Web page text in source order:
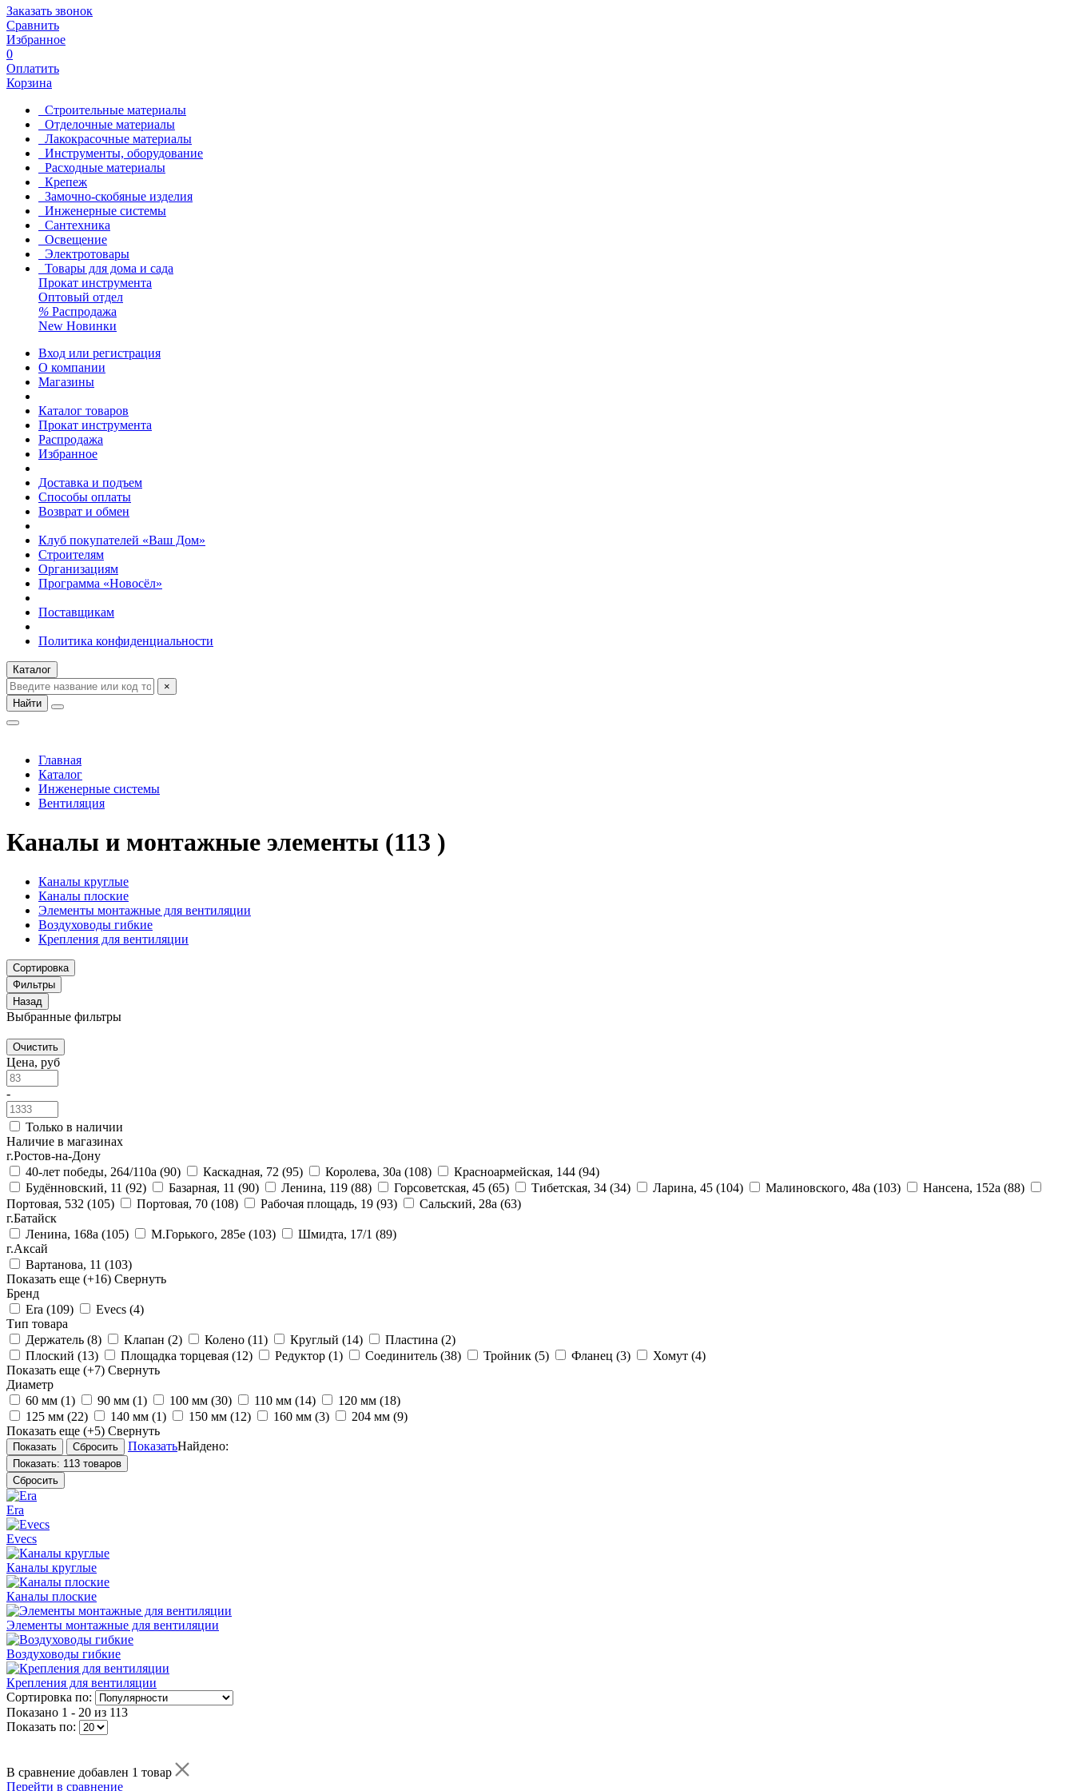
Заказать звонок
Сравнить
Избранное
0
Оплатить
Корзина
Строительные материалы
Отделочные материалы
Лакокрасочные материалы
Инструменты, оборудование
Расходные материалы
Крепеж
Замочно-скобяные изделия
Инженерные системы
Сантехника
Освещение
Электротовары
Товары для дома и сада
Прокат инструмента
Оптовый отдел
% Распродажа
New Новинки
Вход или регистрация
О компании
Магазины
Каталог товаров
Прокат инструмента
Распродажа
Избранное
Доставка и подъем
Способы оплаты
Возврат и обмен
Клуб покупателей «Ваш Дом»
Строителям
Организациям
Программа «Новосёл»
Поставщикам
Политика конфиденциальности
Каталог
×
Найти
Главная
Каталог
Инженерные системы
Вентиляция
Каналы и монтажные элементы (113 )
Каналы круглые
Каналы плоские
Элементы монтажные для вентиляции
Воздуховоды гибкие
Крепления для вентиляции
Сортировка
Фильтры
Назад
Выбранные фильтры
Очистить
Цена, руб
-
Только в наличии
Наличие в магазинах
г.Ростов-на-Дону
40-лет победы, 264/110а (90) Каскадная, 72 (95) Королева, 30а (108) Красноармейская, 144 (94)
Будённовский, 11 (92) Базарная, 11 (90) Ленина, 119 (88) Горсоветская, 45 (65) Тибетская, 34 (34) Ларина, 45 (104) Малиновского, 48а (103) Нансена, 152а (88)
Портовая, 532 (105) Портовая, 70 (108) Рабочая площадь, 19 (93) Сальский, 28a (63)
г.Батайск
Ленина, 168а (105) М.Горького, 285е (103) Шмидта, 17/1 (89)
г.Аксай
Вартанова, 11 (103)
Показать еще (+16) Свернуть
Бренд
Era (109) Evecs (4)
Тип товара
Держатель (8) Клапан (2) Колено (11) Круглый (14) Пластина (2)
Плоский (13) Площадка торцевая (12) Редуктор (1) Соединитель (38) Тройник (5) Фланец (3) Хомут (4)
Показать еще (+7) Свернуть
Диаметр
60 мм (1) 90 мм (1) 100 мм (30) 110 мм (14) 120 мм (18)
125 мм (22) 140 мм (1) 150 мм (12) 160 мм (3) 204 мм (9)
Показать еще (+5) Свернуть
ПоказатьНайдено:
Показать: 113 товаров
Сбросить
Era
Evecs
Каналы круглые
Каналы плоские
Элементы монтажные для вентиляции
Воздуховоды гибкие
Крепления для вентиляции
Сортировка по:
Показано 1 - 20 из 113
Показать по:
В сравнение добавлен 1 товар
Перейти в сравнение